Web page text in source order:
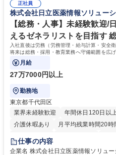
募集職種 【大阪・京都・滋賀】営業事
えて、お客様や社員の状況に合わせ、
待され。組織を支えるスペシャリスト
社員から頼られる存在になることが
務の持ち帰りも禁止されており、メリ
歴・資格 学歴：大学院 大学 高専 短大
正社員
株式会社日立医薬情報ソリュー
【総務・人事】未経験歓迎/
えるゼネラリストを目指す
入社直後は労務（労務管理・給与計算・安全
将来は総務・採用・教育業務へ守備範囲を広
ます。
月給
27万7000円以上
勤務地
東京都千代田区
業界未経験歓迎
年間休日120日以
介護休暇あり
月平均残業時間20時
住宅手当あり
育休あり
完全週休2日制 交通費
仕事の内容
企業名 株式会社日立医薬情報ソリューションズ 求人名 【